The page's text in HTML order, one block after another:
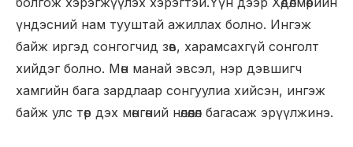
үндэсний нам тууштай ажиллах болно. Ингэж
байж иргэд сонгогчид зөв, харамсахгүй сонголт
хийдэг болно. Мөн манай эвсэл, нэр дэвшигч
хамгийн бага зардлаар сонгуулиа хийсэн, ингэж
байж улс төр дэх мөнгөний нөлөөлөл багасаж эрүүлжинэ.